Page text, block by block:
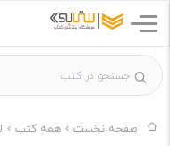
صفحه نخست همه کتب